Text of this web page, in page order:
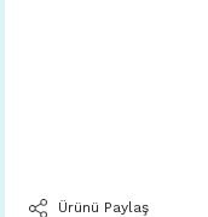
Ürünü Paylaş